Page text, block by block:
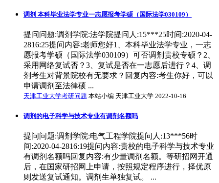
调剂 本科毕业法学专业一志愿报考学硕（国际法学030109）
提问问题:调剂学院:法学院提问人:15***25时间:2020-04-
2816:25提问内容:老师您好1、本科毕业法学专业，一志
愿报考学硕（国际法学030109）可否调剂贵校专硕？2、
采用网络复试否？3、复试是否在一志愿后进行？4、调
剂考生对背景院校有无要求？回复内容:考生你好，可以
申请调剂至法律硕 ...
天津工业大学考研问题 本站小编 天津工业大学 2022-10-16
调剂的电子科学与技术专业有调剂名额吗
提问问题:调剂学院:电气工程学院提问人:13***56时
间:2020-04-2816:19提问内容:贵校的电子科学与技术专业
有调剂名额吗回复内容:有少量调剂名额。等研招网开通
后，在国家研招网上申请，按照规定程序进行，择优原
则发送复试通知。调剂生单独复试。 ...